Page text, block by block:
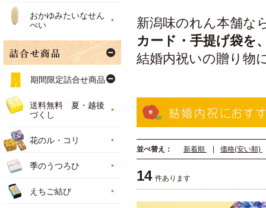
新潟味のれん本舗な
カード・手提げ袋を
結婚内祝いの贈り物
結婚内祝におす
並べ替え： 新着順 | 価格(安い順)
14 件あります
おかゆみたいなせん
べい
期間限定詰合せ商品
送料無料 夏・越後
づくし
花のル・コリ
季のうつろひ
えちご結び